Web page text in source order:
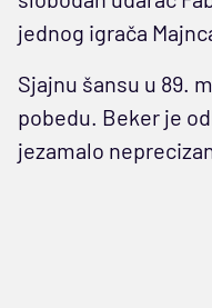
jednog igrača
Sjajnu šansu u 89.
pobedu. Beker je
jezamalo